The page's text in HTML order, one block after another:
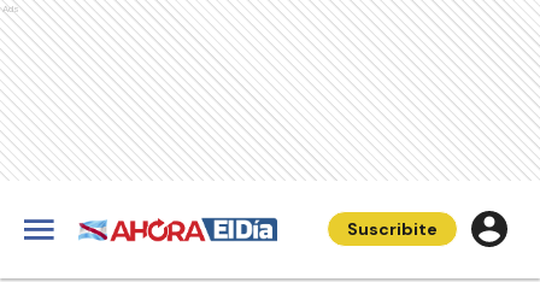
Ads
Suscribite